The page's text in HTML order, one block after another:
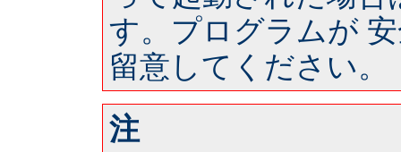
す。プログラムが
留意してください。
注